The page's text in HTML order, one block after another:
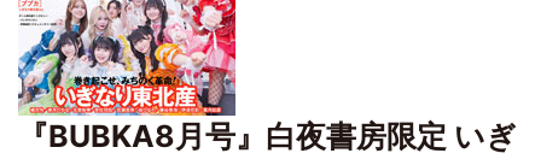
『BUBKA8月号』白夜書房限定 いぎ